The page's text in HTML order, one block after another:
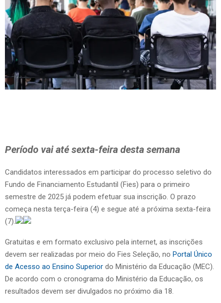
Período vai até sexta-feira desta semana
Candidatos interessados em participar do processo seletivo do
Fundo de Financiamento Estudantil (Fies) para o primeiro
semestre de 2025 já podem efetuar sua inscrição. O prazo
começa nesta terça-feira (4) e segue até a próxima sexta-feira
(7).
Gratuitas e em formato exclusivo pela internet, as inscrições
devem ser realizadas por meio do Fies Seleção, no Portal Único
de Acesso ao Ensino Superior do Ministério da Educação (MEC).
De acordo com o cronograma do Ministério da Educação, os
resultados devem ser divulgados no próximo dia 18.